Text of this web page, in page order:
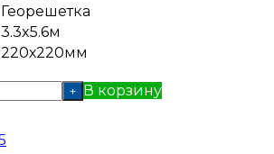
Георешетка
3.3x5.6м
220х220мм
+ В корзину